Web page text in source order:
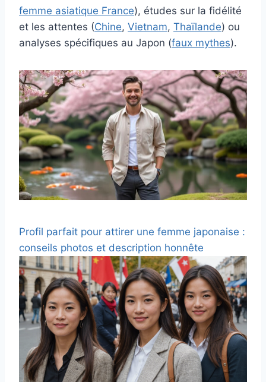
femme asiatique France), études sur la fidélité
et les attentes (Chine, Vietnam, Thaïlande) ou
analyses spécifiques au Japon (faux mythes).
Profil parfait pour attirer une femme japonaise :
conseils photos et description honnête